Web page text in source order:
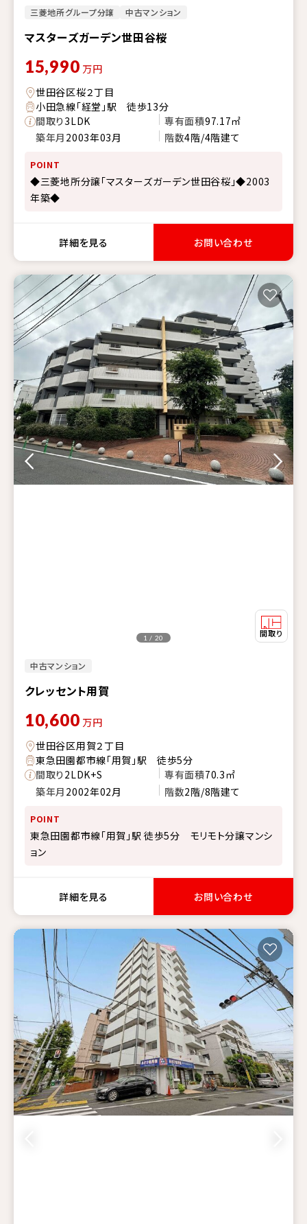
三菱地所グループ分譲 中古マンション
マスターズガーデン世田谷桜
15,990 万円
世田谷区桜２丁目
小田急線「経堂」駅 徒歩13分
間取り3LDK 専有面積97.17㎡
築年月 2003年03月 階数4階/4階建て
POINT
◆三菱地所分譲「マスターズガーデン世田谷桜」◆2003
年築◆
詳細を見る お問い合わせ
中古マンション
クレッセント用賀
1 / 20
10,600 万円
世田谷区用賀２丁目
東急田園都市線「用賀」駅 徒歩5分
間取り2LDK+S 専有面積70.3㎡
築年月 2002年02月 階数2階/8階建て
POINT
東急田園都市線「用賀」駅 徒歩5分 モリモト分譲マンシ
ョン
詳細を見る お問い合わせ